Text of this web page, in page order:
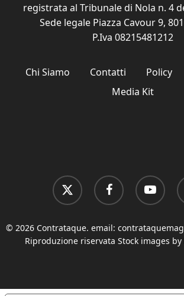
registrata al Tribunale di Nola n. 4
Sede legale Piazza Cavour 9,
P.Iva 08215481212
Chi Siamo Contatti Policy
Media Kit
x-
twitter
facebook youtube
© 2026 Contrataque. email:
Riproduzione riservata Stock images by